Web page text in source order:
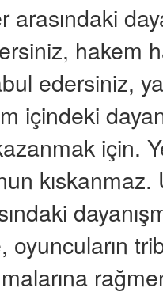
hakem
edersiniz,
içindeki
için.